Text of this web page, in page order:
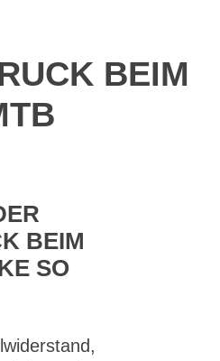
BEIM
BEIM
SO